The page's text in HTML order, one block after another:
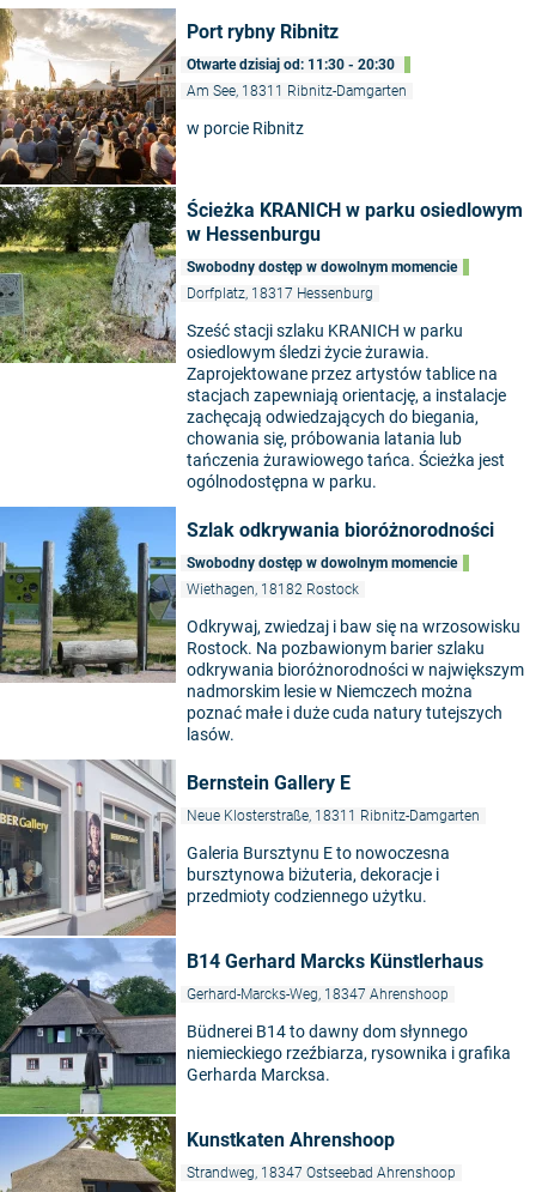
Port rybny Ribnitz
Otwarte dzisiaj od: 11:30 - 20:30
Am See, 18311 Ribnitz-Damgarten
w porcie Ribnitz
Ścieżka KRANICH w parku osiedlowym
w Hessenburgu
Swobodny dostęp w dowolnym momencie
Dorfplatz, 18317 Hessenburg
Sześć stacji szlaku KRANICH w parku
osiedlowym śledzi życie żurawia.
Zaprojektowane przez artystów tablice na
stacjach zapewniają orientację, a instalacje
zachęcają odwiedzających do biegania,
chowania się, próbowania latania lub
tańczenia żurawiowego tańca. Ścieżka jest
ogólnodostępna w parku.
Szlak odkrywania bioróżnorodności
Swobodny dostęp w dowolnym momencie
Wiethagen, 18182 Rostock
Odkrywaj, zwiedzaj i baw się na wrzosowisku
Rostock. Na pozbawionym barier szlaku
odkrywania bioróżnorodności w największym
nadmorskim lesie w Niemczech można
poznać małe i duże cuda natury tutejszych
lasów.
Bernstein Gallery E
Neue Klosterstraße, 18311 Ribnitz-Damgarten
Galeria Bursztynu E to nowoczesna
bursztynowa biżuteria, dekoracje i
przedmioty codziennego użytku.
B14 Gerhard Marcks Künstlerhaus
Gerhard-Marcks-Weg, 18347 Ahrenshoop
Büdnerei B14 to dawny dom słynnego
niemieckiego rzeźbiarza, rysownika i grafika
Gerharda Marcksa.
Kunstkaten Ahrenshoop
Strandweg, 18347 Ostseebad Ahrenshoop